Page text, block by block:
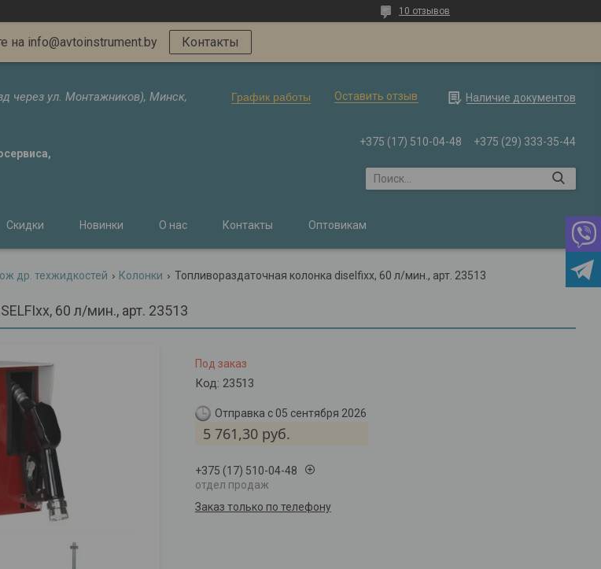
10 отзывов
на info@avtoinstrument.by Контакты
через ул. Монтажников), Минск,
График работы Оставить отзыв Наличие документов
+375 (17) 510-04-48 +375 (29) 333-35-44
Скидки Новинки О нас Контакты Оптовикам
др. техжидкостей Колонки Топливораздаточная колонка diselfixx, 60 л/мин., арт. 23513
60 л/мин., арт. 23513
Под заказ
Код: 23513
Отправка с 05 сентября 2026
5 761,30 руб.
+375 (17) 510-04-48
отдел продаж
Заказ только по телефону